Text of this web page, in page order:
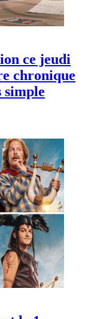
ce jeudi
chronique
simple